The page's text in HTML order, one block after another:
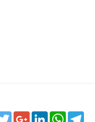
TwitterGoogle+LinkedInWhatsApp